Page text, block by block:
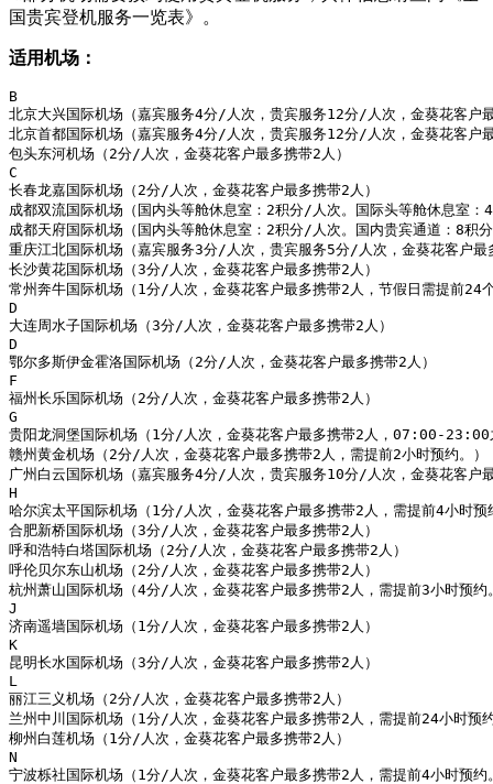
国贵宾登机服务一览表》。
适用机场：
B
北京大兴国际机场（嘉宾服务4分/人次，贵宾服务12分/人次，金葵花客户
北京首都国际机场（嘉宾服务4分/人次，贵宾服务12分/人次，金葵花客户
包头东河机场（2分/人次，金葵花客户最多携带2人）
C
长春龙嘉国际机场（2分/人次，金葵花客户最多携带2人）
成都双流国际机场（国内头等舱休息室：2积分/人次。国际头等舱休息室
成都天府国际机场（国内头等舱休息室：2积分/人次。国内贵宾通道：8积
重庆江北国际机场（嘉宾服务3分/人次，贵宾服务5分/人次，金葵花客户
长沙黄花国际机场（3分/人次，金葵花客户最多携带2人）
常州奔牛国际机场（1分/人次，金葵花客户最多携带2人，节假日需提前24
D
大连周水子国际机场（3分/人次，金葵花客户最多携带2人）
D
鄂尔多斯伊金霍洛国际机场（2分/人次，金葵花客户最多携带2人）
F
福州长乐国际机场（2分/人次，金葵花客户最多携带2人）
G
贵阳龙洞堡国际机场（1分/人次，金葵花客户最多携带2人，07:00-23:00
赣州黄金机场（2分/人次，金葵花客户最多携带2人，需提前2小时预约。）
广州白云国际机场（嘉宾服务4分/人次，贵宾服务10分/人次，金葵花客
H
哈尔滨太平国际机场（1分/人次，金葵花客户最多携带2人，需提前4小时预
合肥新桥国际机场（3分/人次，金葵花客户最多携带2人）
呼和浩特白塔国际机场（2分/人次，金葵花客户最多携带2人）
呼伦贝尔东山机场（2分/人次，金葵花客户最多携带2人）
杭州萧山国际机场（4分/人次，金葵花客户最多携带2人，需提前3小时预约
J
济南遥墙国际机场（1分/人次，金葵花客户最多携带2人）
K
昆明长水国际机场（3分/人次，金葵花客户最多携带2人）
L
丽江三义机场（2分/人次，金葵花客户最多携带2人）
兰州中川国际机场（1分/人次，金葵花客户最多携带2人，需提前24小时预
柳州白莲机场（1分/人次，金葵花客户最多携带2人）
N
宁波栎社国际机场（1分/人次，金葵花客户最多携带2人，需提前4小时预约